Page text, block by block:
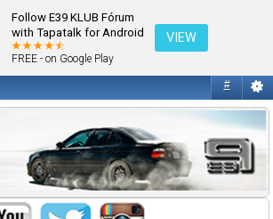
Follow E39 KLUB Fórum
with Tapatalk for Android
FREE - on Google Play
VIEW
#